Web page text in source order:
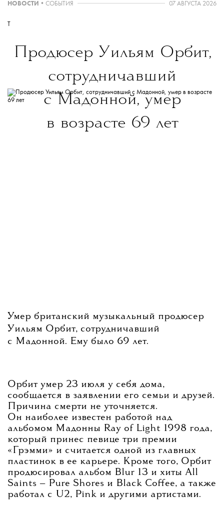
НОВОСТИ • СОБЫТИЯ 07 АВГУСТА 2026
T
Продюсер Уильям Орбит,
сотрудничавший
с Мадонной, умер
в возрасте 69 лет
Умер британский музыкальный продюсер
Уильям Орбит, сотрудничавший
с Мадонной. Ему было 69 лет.
Орбит умер 23 июля у себя дома,
сообщается в заявлении его семьи и друзей.
Причина смерти не уточняется.
Он наиболее известен работой над
альбомом Мадонны Ray of Light 1998 года,
который принес певице три премии
«Грэмми» и считается одной из главных
пластинок в ее карьере. Кроме того, Орбит
продюсировал альбом Blur 13 и хиты All
Saints — Pure Shores и Black Coffee, а также
работал с U2, Pink и другими артистами.